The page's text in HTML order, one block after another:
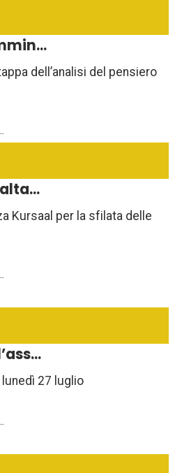
dell’analisi del pensiero
Kursaal per la sfilata delle
27 luglio